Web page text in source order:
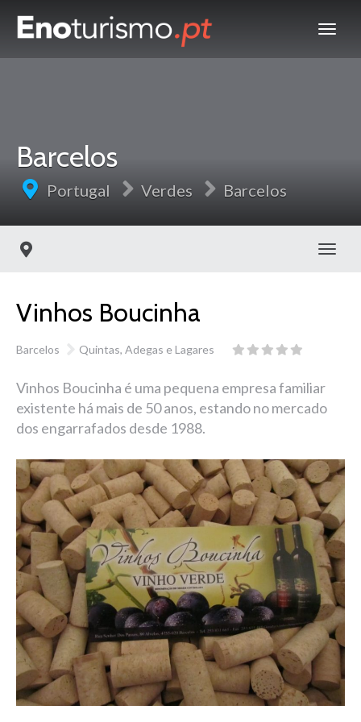
Barcelos
Portugal Verdes Barcelos
Vinhos Boucinha
Barcelos Quintas, Adegas e Lagares
Vinhos Boucinha é uma pequena empresa familiar
existente há mais de 50 anos, estando no mercado
dos engarrafados desde 1988.